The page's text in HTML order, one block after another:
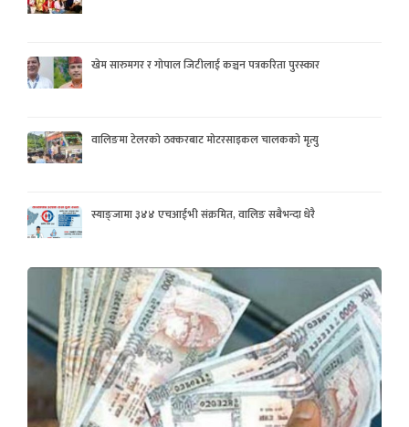
खेम सारुमगर र गोपाल जिटीलाई कञ्चन पत्रकरिता पुरस्कार
वालिङमा टेलरको ठक्करबाट मोटरसाइकल चालकको मृत्यु
स्याङ्जामा ३४४ एचआईभी संक्रमित, वालिङ सबैभन्दा धेरै